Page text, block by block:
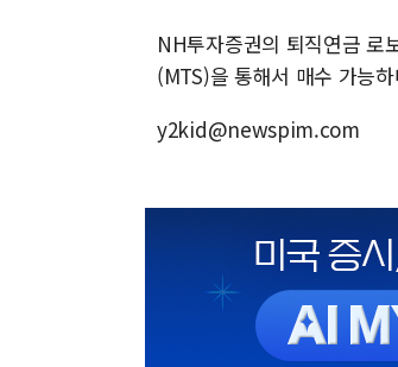
NH투자증권의 퇴직연금 로
(MTS)을 통해서 매수 가능
y2kid@newspim.com